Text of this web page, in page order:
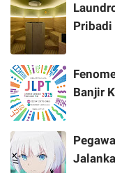
Pribadi
Banjir